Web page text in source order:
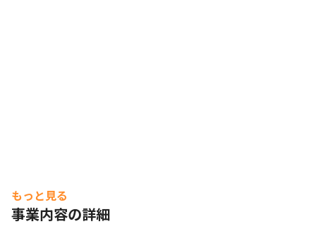
もっと見る
事業内容の詳細